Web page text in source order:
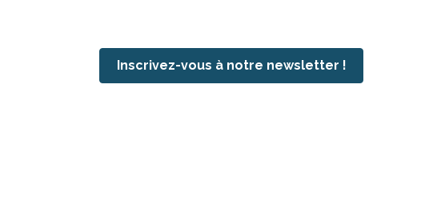
Inscrivez-vous à notre newsletter !